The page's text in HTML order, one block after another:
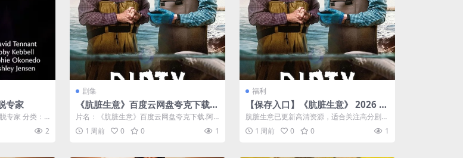
专家
专家 分类：
在...
2
剧集
《肮脏生意》百度云网盘夸克下载.
阿里云盘.中字.(2026)
片名：《肮脏生意》百度云网盘夸克下载.阿
里云盘.中字.(2026) 分类：剧集 ...
1 周前 0 0 1
福利
【保存入口】《肮脏生意》 2026 夸
克网盘资源 高清全集
肮脏生意已更新高清资源，适合关注高分剧的
用户，支持夸克网盘保存，资源入口持续维
护...1 周前 0 0 1